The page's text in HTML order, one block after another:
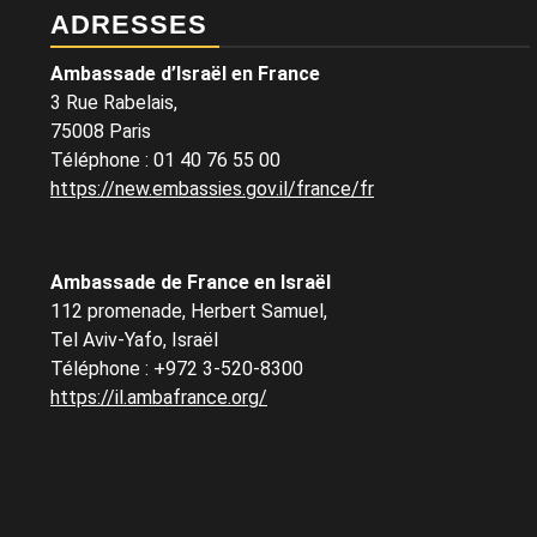
ADRESSES
Ambassade d’Israël en France
3 Rue Rabelais,
75008 Paris
Téléphone : 01 40 76 55 00
https://new.embassies.gov.il/france/fr
Ambassade de France en Israël
112 promenade, Herbert Samuel,
Tel Aviv-Yafo, Israël
Téléphone : +972 3-520-8300
https://il.ambafrance.org/